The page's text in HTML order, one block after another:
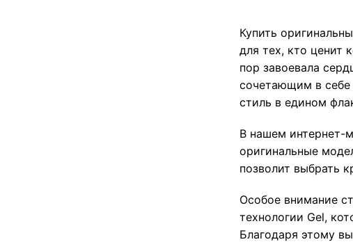
Купить
для тех, кто ценит
пор завоевала
сочетающим в себе
стиль в едином
В нашем интернет-
оригинальные
позволит выбрать
Особое внимание
технологии Gel,
Благодаря этому